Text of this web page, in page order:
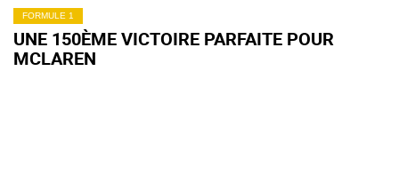
FORMULE 1
UNE 150ÈME VICTOIRE PARFAITE POUR
MCLAREN